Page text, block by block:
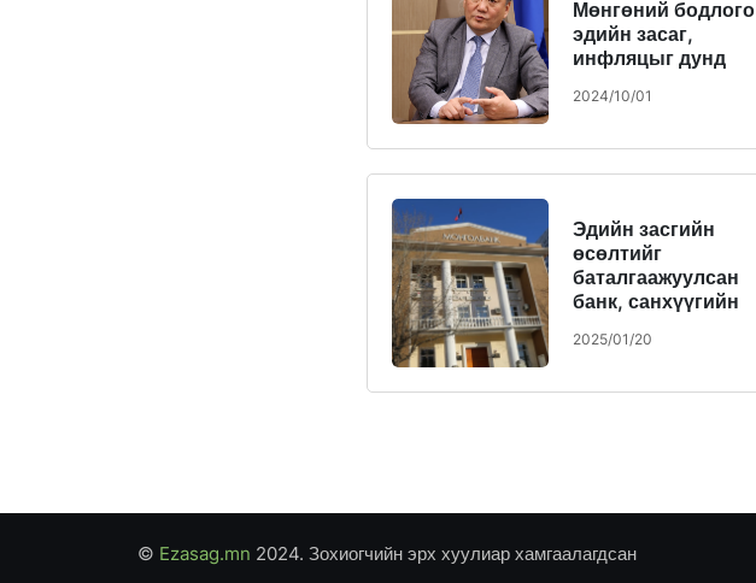
Мөнгөний бодлого
эдийн засаг,
инфляцыг дунд
тогтворжуулахад
2024/10/01
Эдийн засгийн
өсөлтийг
баталгаажуулсан
банк, санхүүгийн
түүхэн 100 жилийн
2025/01/20
© Ezasag.mn 2024. Зохиогчийн эрх хуулиар хамгаалагдсан